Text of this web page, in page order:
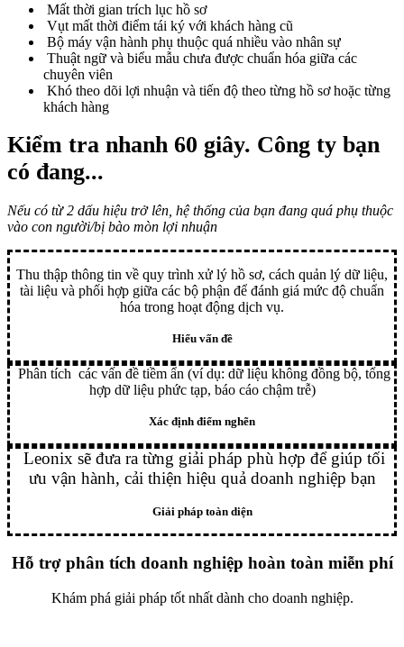
Mất thời gian trích lục hồ sơ
Vụt mất thời điểm tái ký với khách hàng cũ
Bộ máy vận hành phụ thuộc quá nhiều vào nhân sự
Thuật ngữ và biểu mẫu chưa được chuẩn hóa giữa các
chuyên viên
Khó theo dõi lợi nhuận và tiến độ theo từng hồ sơ hoặc từng
khách hàng
Kiểm tra nhanh 60 giây. Công ty bạn
có đang...
Nếu có từ 2 dấu hiệu trở lên, hệ thống của bạn đang quá phụ thuộc
vào con người/bị bào mòn lợi nhuận
Thu thập thông tin về quy trình xử lý hồ sơ, cách quản lý dữ liệu,
tài liệu và phối hợp giữa các bộ phận để đánh giá mức độ chuẩn
hóa trong hoạt động dịch vụ.
Hiểu vấn đề
Phân tích các vấn đề tiềm ẩn (ví dụ: dữ liệu không đồng bộ, tổng
hợp dữ liệu phức tạp, báo cáo chậm trễ)
Xác định điểm nghẽn
Leonix sẽ đưa ra từng giải pháp phù hợp để giúp tối
ưu vận hành, cải thiện hiệu quả doanh nghiệp bạn
Giải pháp toàn diện
Hỗ trợ phân tích doanh nghiệp hoàn toàn miễn phí
Khám phá giải pháp tốt nhất dành cho doanh nghiệp.